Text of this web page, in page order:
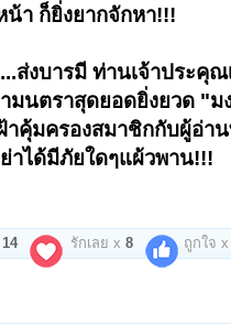
น้า ก็ยิ่งยากจักหา!!!
ส่งบารมี ท่านเจ้าประคุ
มนตราสุดยอดยิ่งยวด "ม
าคุ้มครองสมาชิกกับผู้อ่า
าได้มีภัยใดๆแผ้วพาน!!!
14 รักเลย x8 ถูกใจ x